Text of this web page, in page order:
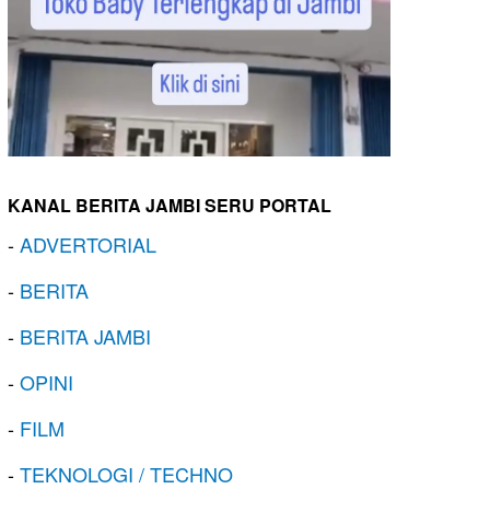
KANAL BERITA JAMBI SERU PORTAL
-ADVERTORIAL
- BERITA
- BERITA JAMBI
-OPINI
- FILM
-TEKNOLOGI / TECHNO